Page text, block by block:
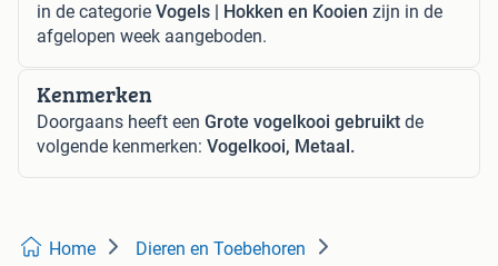
in de categorie Vogels | Hokken en Kooien zijn in de
afgelopen week aangeboden.
Kenmerken
Doorgaans heeft een Grote vogelkooi gebruikt de
volgende kenmerken: Vogelkooi, Metaal.
Home Dieren en Toebehoren